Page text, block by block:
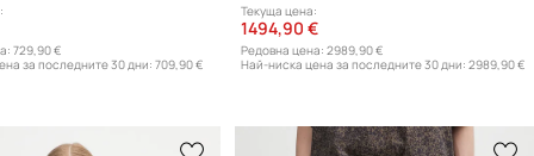
729,90 €
за последните 30 дни: 709,90 €
Текуща цена:
1494,90 €
Редовна цена: 2989,90 €
Най-ниска цена за последните 30 дни: 2989,90 €